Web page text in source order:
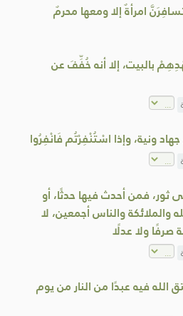
امرأةٌ إلا ومعها محرمٌ
بالبيت، إلا أنه خُفِّفَ عن
ونية، وإذا اسْتُنْفِرْتُم فَانْفِرُوا
ثور، فمن أحدث فيها حدثًا، أو
والملائكة والناس أجمعين، لا
صرفًا ولا عدلًا
الله فيه عبدًا من النار من يوم